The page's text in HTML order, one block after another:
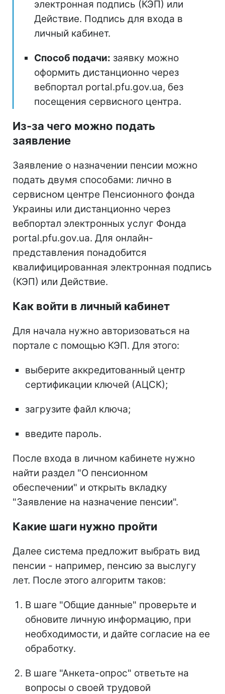
электронная подпись (КЭП) или
Действие. Подпись для входа в
личный кабинет.
Способ подачи: заявку можно
оформить дистанционно через
вебпортал portal.pfu.gov.ua, без
посещения сервисного центра.
Из-за чего можно подать
заявление
Заявление о назначении пенсии можно
подать двумя способами: лично в
сервисном центре Пенсионного фонда
Украины или дистанционно через
вебпортал электронных услуг Фонда
portal.pfu.gov.ua. Для онлайн-
представления понадобится
квалифицированная электронная подпись
(КЭП) или Действие.
Как войти в личный кабинет
Для начала нужно авторизоваться на
портале с помощью КЭП. Для этого:
выберите аккредитованный центр
сертификации ключей (АЦСК);
загрузите файл ключа;
введите пароль.
После входа в личном кабинете нужно
найти раздел "О пенсионном
обеспечении" и открыть вкладку
"Заявление на назначение пенсии".
Какие шаги нужно пройти
Далее система предложит выбрать вид
пенсии - например, пенсию за выслугу
лет. После этого алгоритм таков:
В шаге "Общие данные" проверьте и
обновите личную информацию, при
необходимости, и дайте согласие на ее
обработку.
В шаге "Анкета-опрос" ответьте на
вопросы о своей трудовой